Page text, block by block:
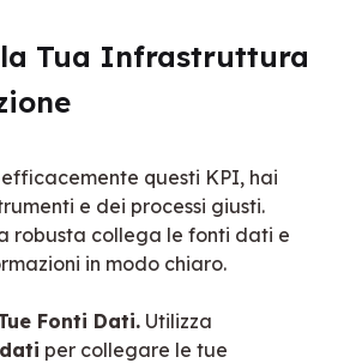
Tua Infrastruttura
questi KPI, hai
e dei processi giusti.
robusta collega le fonti dati e
in modo chiaro.
Fonti Dati. Utilizza
per collegare le tue